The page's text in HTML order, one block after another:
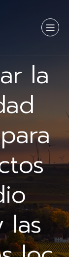
la
las